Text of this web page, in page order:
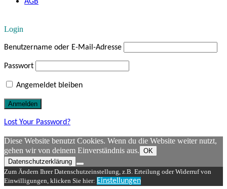
Login
Benutzername oder E-Mail-Adresse
Passwort
Angemeldet bleiben
Lost Your Password?
Diese Website benutzt Cookies. Wenn du die Website weiter nutzt,
gehen wir von deinem Einverständnis aus. OK
Datenschutzerklärung
Zum Ändern Ihrer Datenschutzeinstellung, z.B. Erteilung oder Widerruf von
Einwilligungen, klicken Sie hier: Einstellungen